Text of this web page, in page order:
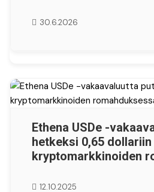
30.6.2026
Ethena USDe -
hetkeksi 0,65 dollariin
kryptomarkkinoiden
12.10.2025